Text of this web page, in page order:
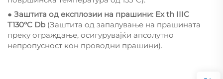
● Заштита од експлозии на прашини: Ex th IIIC
T130°C Db (Заштита од запалување на прашината
преку ограждање, осигурувајќи апсолутно
непропусност кон проводни прашини).